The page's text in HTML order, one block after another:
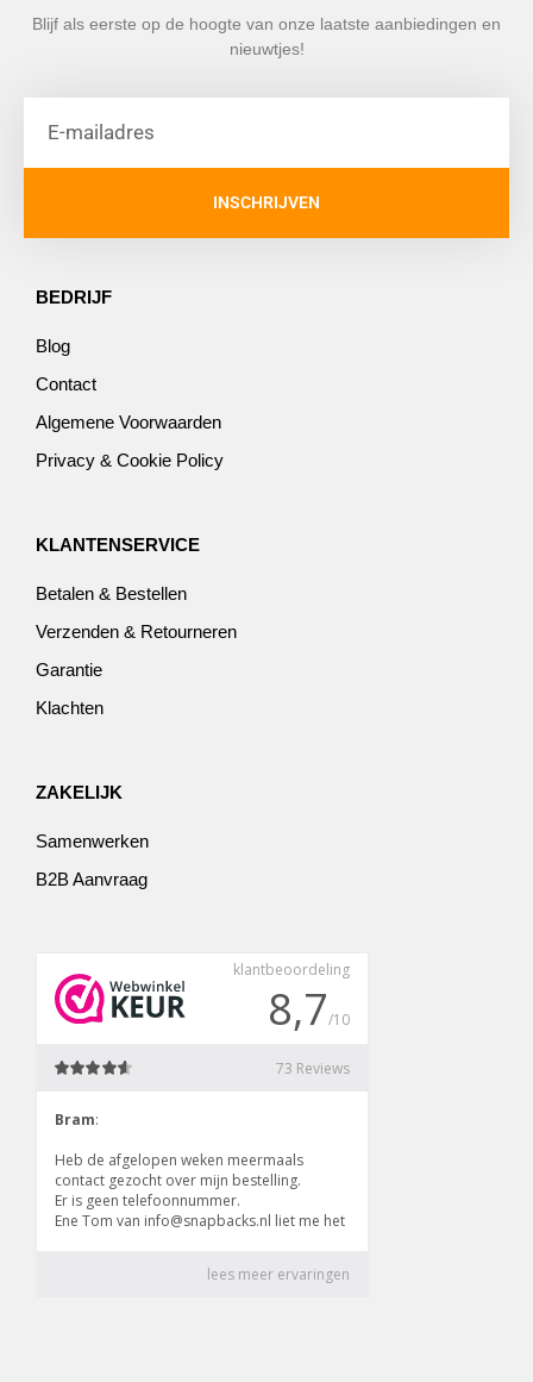
Blijf als eerste op de hoogte van onze laatste aanbiedingen en
nieuwtjes!
INSCHRIJVEN
BEDRIJF
Blog
Contact
Algemene Voorwaarden
Privacy & Cookie Policy
KLANTENSERVICE
Betalen & Bestellen
Verzenden & Retourneren
Garantie
Klachten
ZAKELIJK
Samenwerken
B2B Aanvraag